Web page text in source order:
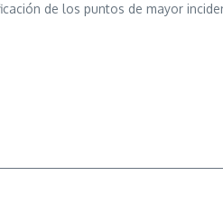
de los puntos de mayor